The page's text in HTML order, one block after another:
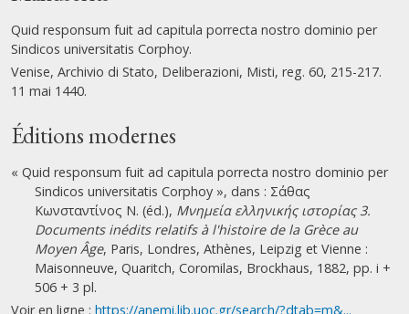
Quid responsum fuit ad capitula porrecta nostro dominio per
Sindicos universitatis Corphoy.
Venise, Archivio di Stato, Deliberazioni, Misti, reg. 60, 215-217.
11 mai 1440.
Éditions modernes
« Quid responsum fuit ad capitula porrecta nostro dominio per
Sindicos universitatis Corphoy », dans : Σάθας
Κωνσταντίνος Ν. (éd.), Μνημεία ελληνικής ιστορίας 3.
Documents inédits relatifs à l'histoire de la Grèce au
Moyen Âge, Paris, Londres, Athènes, Leipzig et Vienne :
Maisonneuve, Quaritch, Coromilas, Brockhaus, 1882, pp. i +
506 + 3 pl.
Voir en ligne : https://anemi.lib.uoc.gr/search/?dtab=m&...